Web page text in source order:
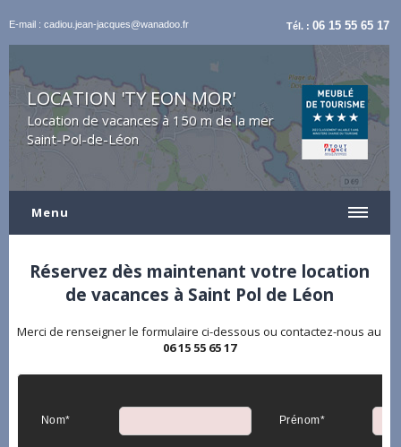
E-mail : cadiou.jean-jacques@wanadoo.fr Tél. :06 15 55 65 17
LOCATION 'TY EON MOR'
Location de vacances à 150 m de la mer
Saint-Pol-de-Léon
Menu
Réservez dès maintenant votre location
de vacances à Saint Pol de Léon
Merci de renseigner le formulaire ci-dessous ou contactez-nous au
06 15 55 65 17
Nom* Prénom*